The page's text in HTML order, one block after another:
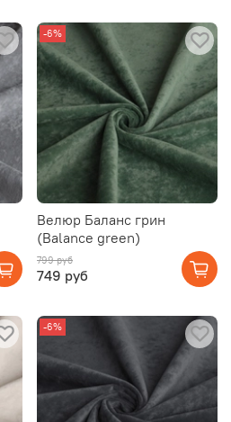
-6%
Велюр Баланс грин
(Balance green)
799 руб
749 руб
-6%